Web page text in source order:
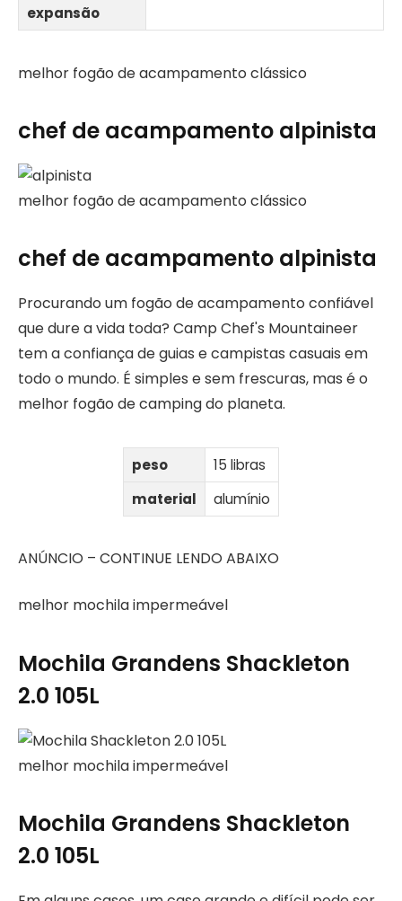
expansão
melhor fogão de acampamento clássico
chef de acampamento alpinista
melhor fogão de acampamento clássico
chef de acampamento alpinista
Procurando um fogão de acampamento confiável
que dure a vida toda? Camp Chef's Mountaineer
tem a confiança de guias e campistas casuais em
todo o mundo. É simples e sem frescuras, mas é o
melhor fogão de camping do planeta.
peso
15 libras
material
alumínio
ANÚNCIO – CONTINUE LENDO ABAIXO
melhor mochila impermeável
Mochila Grandens Shackleton
2.0 105L
melhor mochila impermeável
Mochila Grandens Shackleton
2.0 105L